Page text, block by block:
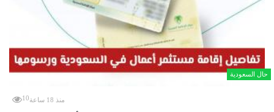
حال السعودية
منذ 18 ساعة 10